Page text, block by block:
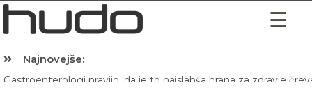
Najnovejše:
Gastroenterologi pravijo, da je to najslabša hrana za zdravje